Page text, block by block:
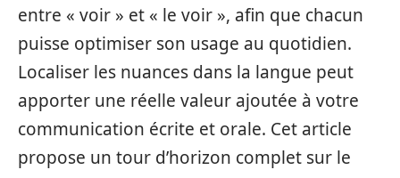
entre « voir » et « le voir », afin que chacun
puisse optimiser son usage au quotidien.
Localiser les nuances dans la langue peut
apporter une réelle valeur ajoutée à votre
communication écrite et orale. Cet article
propose un tour d’horizon complet sur le